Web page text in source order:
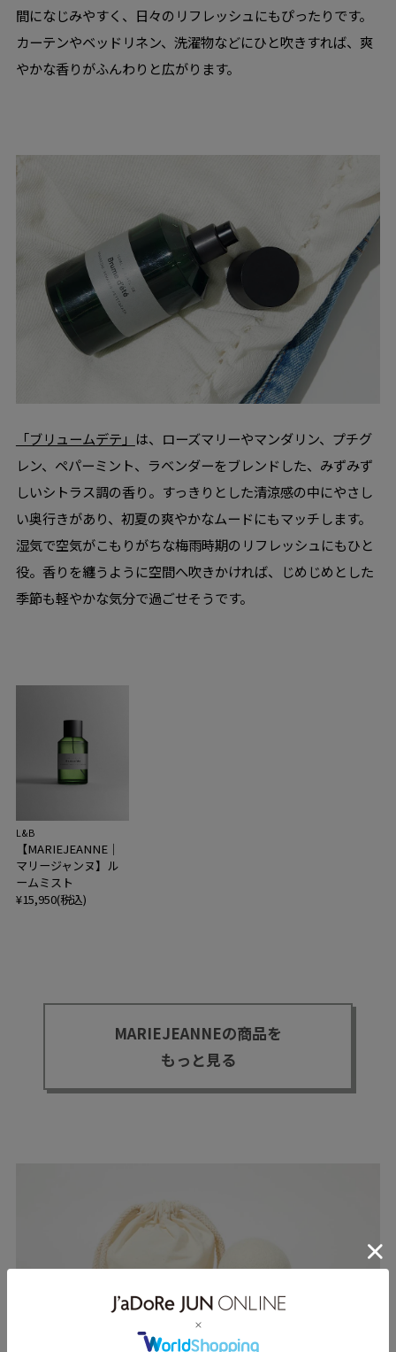
間になじみやすく、日々のリフレッシュにもぴったりです。
カーテンやベッドリネン、洗濯物などにひと吹きすれば、爽
やかな香りがふんわりと広がります。
「ブリュームデテ」 は、ローズマリーやマンダリン、プチグ
レン、ペパーミント、ラベンダーをブレンドした、みずみず
しいシトラス調の香り。すっきりとした清涼感の中にやさし
い奥行きがあり、初夏の爽やかなムードにもマッチします。
湿気で空気がこもりがちな梅雨時期のリフレッシュにもひと
役。香りを纏うように空間へ吹きかければ、じめじめとした
季節も軽やかな気分で過ごせそうです。
L&B
【MARIEJEANNE｜
マリージャンヌ】ル
ームミスト
¥15,950(税込)
MARIEJEANNEの商品を
もっと見る